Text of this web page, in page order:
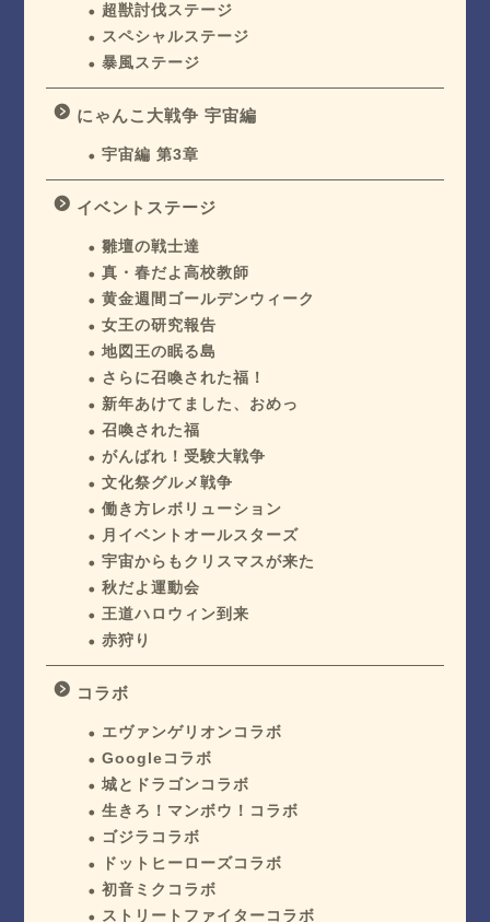
超獣討伐ステージ
スペシャルステージ
暴風ステージ
にゃんこ大戦争 宇宙編
宇宙編 第3章
イベントステージ
雛壇の戦士達
真・春だよ高校教師
黄金週間ゴールデンウィーク
女王の研究報告
地図王の眠る島
さらに召喚された福！
新年あけてました、おめっ
召喚された福
がんばれ！受験大戦争
文化祭グルメ戦争
働き方レボリューション
月イベントオールスターズ
宇宙からもクリスマスが来た
秋だよ運動会
王道ハロウィン到来
赤狩り
コラボ
エヴァンゲリオンコラボ
Googleコラボ
城とドラゴンコラボ
生きろ！マンボウ！コラボ
ゴジラコラボ
ドットヒーローズコラボ
初音ミクコラボ
ストリートファイターコラボ